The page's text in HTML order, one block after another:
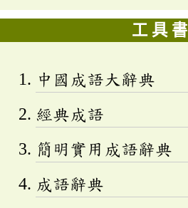
工 具 書
中國成語大辭典
經典成語
簡明實用成語辭典
成語辭典